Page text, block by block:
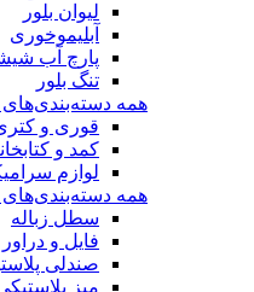
لیوان بلور
آبلیموخوری
پارچ آب
تنگ بلور
همه دسته‌بندی‌های
قوری و
کمد و
لوازم
همه دسته‌بندی‌های
سطل زباله
فایل و دراور
صندلی
میز